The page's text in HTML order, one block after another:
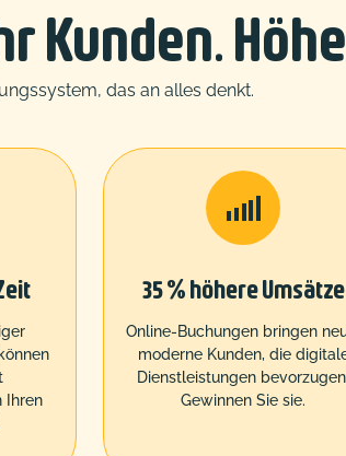
Kunden.
das an alles denkt.
Ihren

35 % höhere Umsätze
Online-Buchungen bringen
moderne Kunden, die
Dienstleistungen
Gewinnen Sie sie.